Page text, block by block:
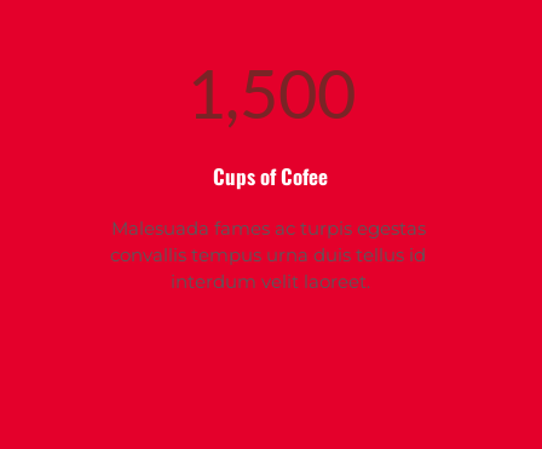
1,500
Cups of Cofee
Malesuada fames ac turpis egestas
convallis tempus urna duis tellus id
interdum velit laoreet.